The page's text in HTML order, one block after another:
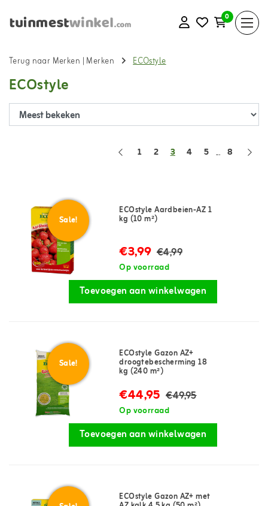
0
Terug naar Merken | Merken ECOstyle
ECOstyle
1 2 3 4 5 ... 8
Sale!
ECOstyle Aardbeien-AZ 1
kg (10 m²)
€3,99 €4,99
Op voorraad
Toevoegen aan winkelwagen
Sale!
ECOstyle Gazon AZ+
droogtebescherming 18
kg (240 m²)
€44,95 €49,95
Op voorraad
Toevoegen aan winkelwagen
ECOstyle Gazon AZ+ met